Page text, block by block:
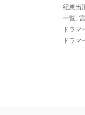
紀恵出
一覧
ドラマ
ドラマ